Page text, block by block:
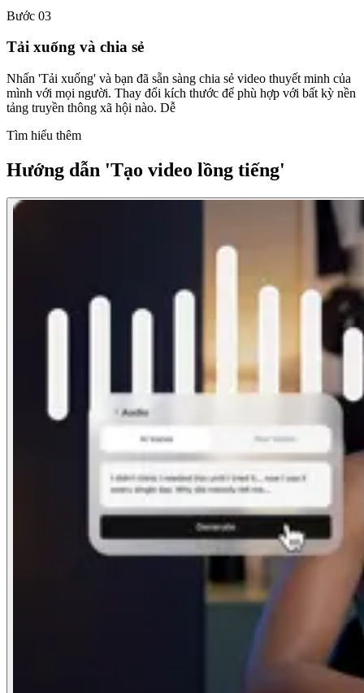
Bước 03
Tải xuống và chia sẻ
Nhấn 'Tải xuống' và bạn đã sẵn sàng chia sẻ video thuyết minh của
mình với mọi người. Thay đổi kích thước để phù hợp với bất kỳ nền
tảng truyền thông xã hội nào. Dễ
Tìm hiểu thêm
Hướng dẫn 'Tạo video lồng tiếng'